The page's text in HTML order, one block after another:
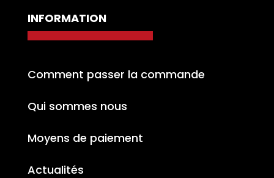
INFORMATION
Comment passer la commande
Qui sommes nous
Moyens de paiement
Actualités